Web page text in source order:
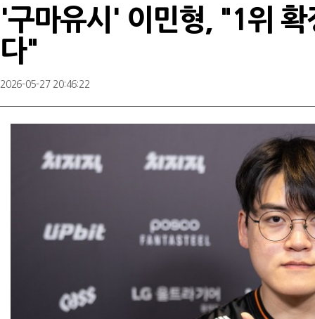
'구마유시' 이민형, "1위 확
다"
2026-05-27 20:46:22